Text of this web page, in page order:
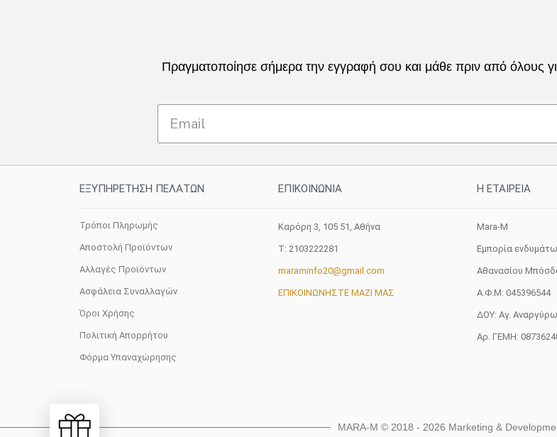
Πραγματοποίησε σήμερα την εγγραφή σου και μάθε πριν από όλους
ΕΞΥΠΗΡΕΤΗΣΗ ΠΕΛΑΤΩΝ
Τρόποι Πληρωμής
Αποστολή Προϊόντων
Αλλαγές Προϊόντων
Ασφάλεια Συναλλαγών
Όροι Χρήσης
Πολιτική Απορρήτου
Φόρμα Υπαναχώρησης
ΕΠΙΚΟΙΝΩΝΙΑ
Καρόρη 3, 105 51, Aθήνα
T: 2103222281
maraminfo20@gmail.com
ΕΠΙΚΟΙΝΩΝΗΣΤΕ ΜΑΖΙ ΜΑΣ
H ETAIΡΕΙΑ
Mara-M
Εμπορία
Αθανασίου
Α.Φ.Μ: 045396544
ΔΟΥ: Αγ.
Αρ. ΓΕΜΗ:
MARA-M © 2018 - 2026 Marketing &